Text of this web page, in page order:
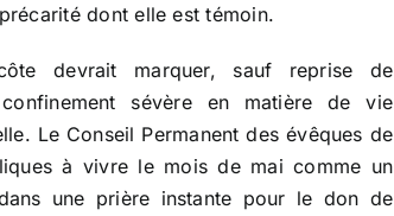
dont elle est témoin.
devrait marquer, sauf reprise de
sévère en matière de vie
Le Conseil Permanent des évêques de
à vivre le mois de mai comme un
une prière instante pour le don de